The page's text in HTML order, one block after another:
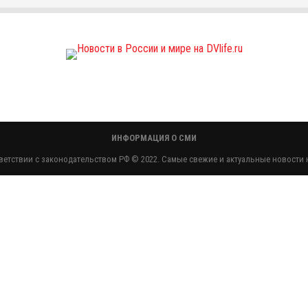
ИНФОРМАЦИЯ О СМИ
с законодательством РФ © 2022. Самые свежие и актуальные